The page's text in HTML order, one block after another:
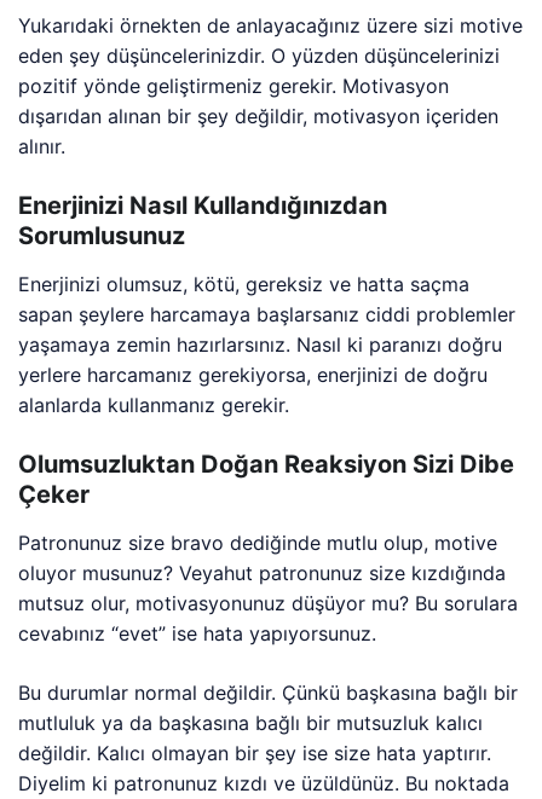
Yukarıdaki örnekten de anlayacağınız üzere sizi motive
eden şey düşüncelerinizdir. O yüzden düşüncelerinizi
pozitif yönde geliştirmeniz gerekir. Motivasyon
dışarıdan alınan bir şey değildir, motivasyon içeriden
alınır.
Enerjinizi Nasıl Kullandığınızdan
Sorumlusunuz
Enerjinizi olumsuz, kötü, gereksiz ve hatta saçma
sapan şeylere harcamaya başlarsanız ciddi problemler
yaşamaya zemin hazırlarsınız. Nasıl ki paranızı doğru
yerlere harcamanız gerekiyorsa, enerjinizi de doğru
alanlarda kullanmanız gerekir.
Olumsuzluktan Doğan Reaksiyon Sizi Dibe
Çeker
Patronunuz size bravo dediğinde mutlu olup, motive
oluyor musunuz? Veyahut patronunuz size kızdığında
mutsuz olur, motivasyonunuz düşüyor mu? Bu sorulara
cevabınız “evet” ise hata yapıyorsunuz.
Bu durumlar normal değildir. Çünkü başkasına bağlı bir
mutluluk ya da başkasına bağlı bir mutsuzluk kalıcı
değildir. Kalıcı olmayan bir şey ise size hata yaptırır.
Diyelim ki patronunuz kızdı ve üzüldünüz. Bu noktada